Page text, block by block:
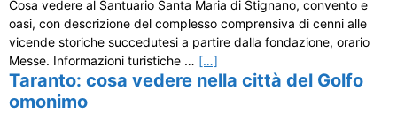
Cosa vedere al Santuario Santa Maria di Stignano, convento e
oasi, con descrizione del complesso comprensiva di cenni alle
vicende storiche succedutesi a partire dalla fondazione, orario
Messe. Informazioni turistiche … […]
Taranto: cosa vedere nella città del Golfo
omonimo